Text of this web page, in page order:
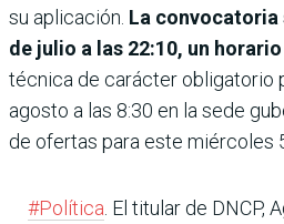
su aplicación. La convocatoria
de julio a las 22:10, un
técnica de carác­ter obligatorio
agosto a las 8:30 en la sede
de ofertas para este miérco­les
#Política. El titular de DNCP,